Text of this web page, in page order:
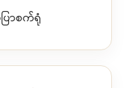
ြာစက်ရုံ